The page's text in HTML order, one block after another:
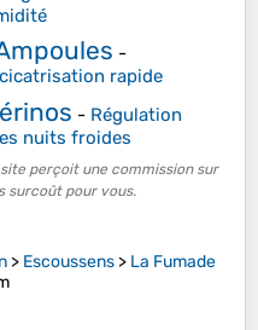
-
rapide
- Régulation
nuits froides
perçoit une commission sur
surcoût pour vous.
> Escoussens > La Fumade